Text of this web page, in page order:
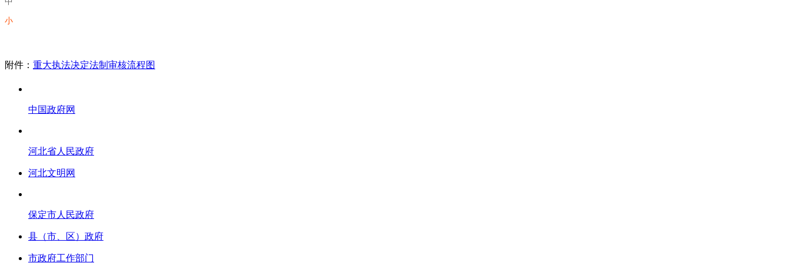
小
附件： 重大执法决定法制审核流程图
中国政府网
河北省人民政府
河北文明网
保定市人民政府
县（市、区）政府
市政府工作部门